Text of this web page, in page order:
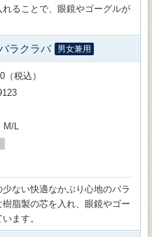
ることで、眼鏡やゴーグルが
ラクラバ 男女兼用
（税込）
M/L
ない快適なかぶり心地のバラ
脂製の芯を入れ、眼鏡やゴー
ます。